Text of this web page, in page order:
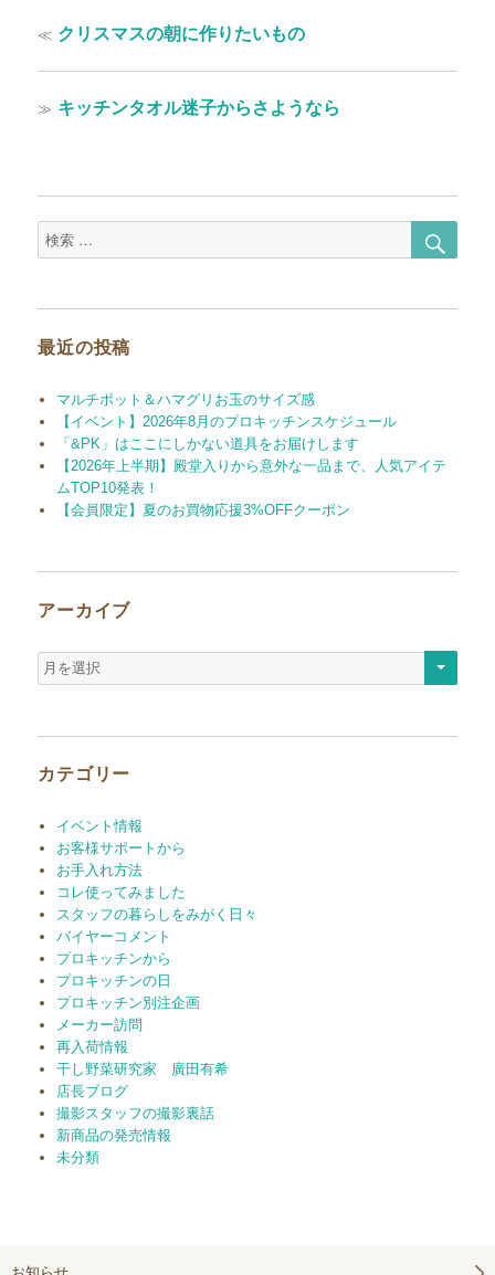
稿
ナ
ビ
シ
ョ
≪ 過
の
投
稿:
クリスマスの朝に作りたいもの
≫ 次
キッチンタオル迷子からさようなら
検
索
索
最近の投稿
マルチポット＆ハマグリお玉のサイズ感
【イベント】2026年8月のプロキッチンスケジュール
「&PK」はここにしかない道具をお届けします
【2026年上半期】殿堂入りから意外な一品まで、人気アイテ
ムTOP10発表！
【会員限定】夏のお買物応援3%OFFクーポン
アーカイブ
ア
ー
カテゴリー
イベント情報
お客様サポートから
お手入れ方法
コレ使ってみました
スタッフの暮らしをみがく日々
バイヤーコメント
プロキッチンから
プロキッチンの日
プロキッチン別注企画
メーカー訪問
再入荷情報
干し野菜研究家 廣田有希
店長ブログ
撮影スタッフの撮影裏話
新商品の発売情報
未分類